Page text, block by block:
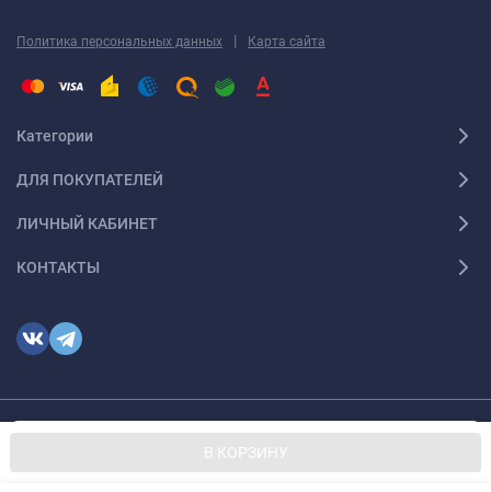
В КОРЗИНУ
Политика персональных данных | Карта сайта
Категории
ДЛЯ ПОКУПАТЕЛЕЙ
ЛИЧНЫЙ КАБИНЕТ
КОНТАКТЫ